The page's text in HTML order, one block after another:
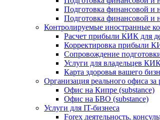
Подготовка финансовой и
Подготовка финансовой и
Контролируемые иностранные
Расчет прибыли КИК для
Корректировка прибыли
Сопровождение
Услуги для владельцев
Карта здоровья вашего
Организация реального офиса
Офис на Кипре (substance)
Офис на БВО (substance)
Услуги для IT-бизнеса
Forex деятельность,